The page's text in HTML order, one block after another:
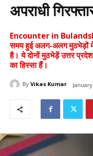
अपराधी
Encounter in
समय हुई अलग-अलग मुठभेड़ों में
है। ये दोनों मुठभेड़ें उत्तर
का हिस्सा हैं।
By Vikas Kumar